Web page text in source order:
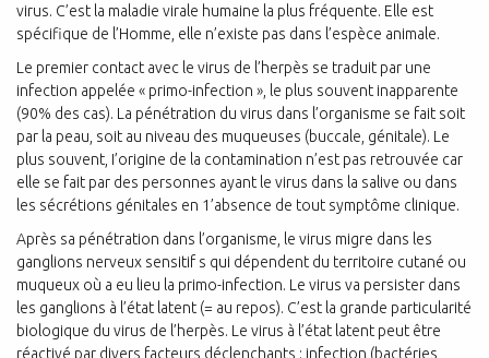
virus. C’est la maladie virale humaine la plus fréquente. Elle est
spécifique de l’Homme, elle n’existe pas dans l’espèce animale.
Le premier contact avec le virus de l’herpès se traduit par une
infection appelée « primo-infection », le plus souvent inapparente
(90% des cas). La pénétration du virus dans l’organisme se fait soit
par la peau, soit au niveau des muqueuses (buccale, génitale). Le
plus souvent, I’origine de la contamination n’est pas retrouvée car
elle se fait par des personnes ayant le virus dans la salive ou dans
les sécrétions génitales en 1’absence de tout symptôme clinique.
Après sa pénétration dans l’organisme, le virus migre dans les
ganglions nerveux sensitif s qui dépendent du territoire cutané ou
muqueux où a eu lieu la primo-infection. Le virus va persister dans
les ganglions à l’état latent (= au repos). C’est la grande particularité
biologique du virus de l’herpès. Le virus à l’état latent peut être
réactivé par divers facteurs déclenchants : infection (bactéries,